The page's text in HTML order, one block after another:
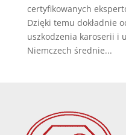
certyfikowanych
Dzięki temu dokładnie
uszkodzenia karoserii i
Niemczech średnie...